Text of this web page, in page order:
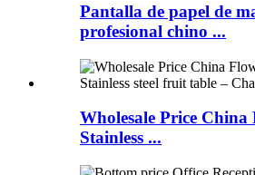
Pantalla de papel de
profesional chino ...
Wholesale Price
Stainless ...